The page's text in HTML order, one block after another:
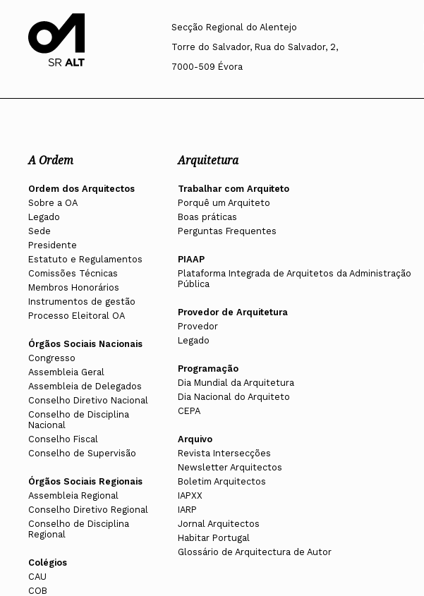
Secção Regional do Alentejo
Torre do Salvador, Rua do Salvador, 2,
7000-509 Évora
A Ordem
Ordem dos Arquitectos
Sobre a OA
Legado
Sede
Presidente
Estatuto e Regulamentos
Comissões Técnicas
Membros Honorários
Instrumentos de gestão
Processo Eleitoral OA
Órgãos Sociais Nacionais
Congresso
Assembleia Geral
Assembleia de Delegados
Conselho Diretivo Nacional
Conselho de Disciplina
Nacional
Conselho Fiscal
Conselho de Supervisão
Órgãos Sociais Regionais
Assembleia Regional
Conselho Diretivo Regional
Conselho de Disciplina
Regional
Colégios
CAU
COB
Arquitetura
Trabalhar com Arquiteto
Porquê um Arquiteto
Boas práticas
Perguntas Frequentes
PIAAP
Plataforma Integrada de Arquitetos da Administração
Pública
Provedor de Arquitetura
Provedor
Legado
Programação
Dia Mundial da Arquitetura
Dia Nacional do Arquiteto
CEPA
Arquivo
Revista Intersecções
Newsletter Arquitectos
Boletim Arquitectos
IAPXX
IARP
Jornal Arquitectos
Habitar Portugal
Glossário de Arquitectura de Autor